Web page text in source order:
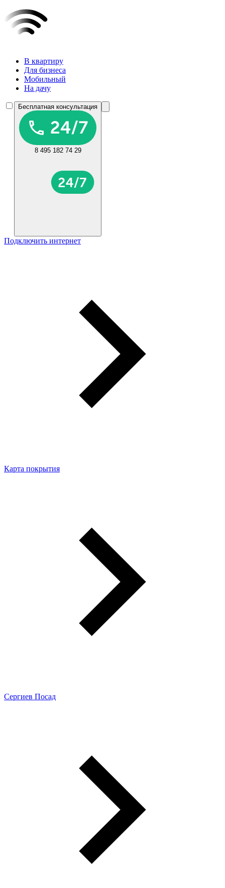
В квартиру
Для бизнеса
Мобильный
На дачу
Бесплатная консультация
8 495 182 74 29
Подключить интернет
Карта покрытия
Сергиев Посад